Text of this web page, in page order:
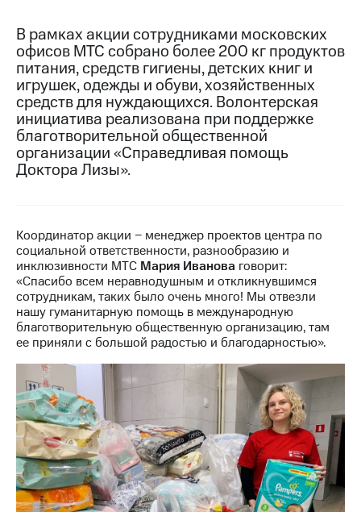
Контакты
Медиа-центр
Пресс-
релизы
МТС
о технологиях
Финансовая
отчетность
Контакты
Пригласить
спикера
и акционерам
Корпоративное
управление
Корпоративный
секретарь
Раскрытие
информации
Информация
В рамках акции сотрудниками московских
офисов МТС собрано более 200 кг продуктов
питания, средств гигиены, детских книг и
игрушек, одежды и обуви, хозяйственных
средств для нуждающихся. Волонтерская
инициатива реализована при поддержке
благотворительной общественной
организации «Справедливая помощь
Доктора Лизы».
Координатор акции − менеджер проектов центра по
социальной ответственности, разнообразию и
инклюзивности МТС Мария Иванова говорит:
«Спасибо всем неравнодушным и откликнувшимся
сотрудникам, таких было очень много! Мы отвезли
нашу гуманитарную помощь в международную
благотворительную общественную организацию, там
ее приняли с большой радостью и благодарностью».